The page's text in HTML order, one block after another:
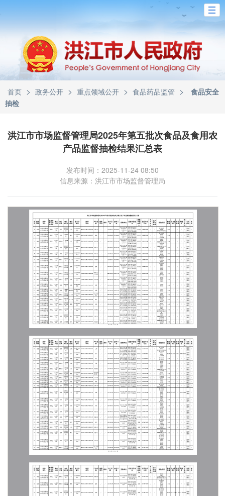
首页 > 政务公开 > 重点领域公开 > 食品药品监管 >
食品安全
抽检
洪江市市场监督管理局2025年第五批次食品及食用农
产品监督抽检结果汇总表
发布时间：2025-11-24 08:50
信息来源：洪江市市场监督管理局